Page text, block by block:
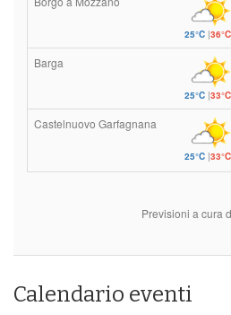
25°C|36°C
Barga
25°C|33°C
Castelnuovo Garfagnana
25°C|33°C
Previsioni a cura
Calendario eventi